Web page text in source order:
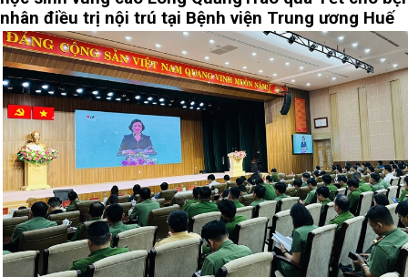
nhân điều trị nội trú tại Bệnh viện Trung ương Huế